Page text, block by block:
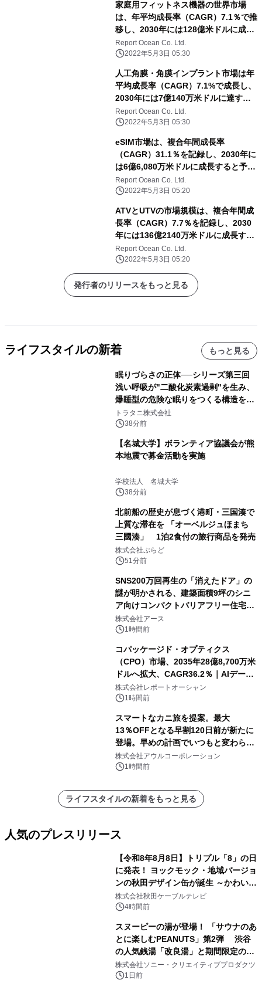
家庭用フィットネス機器の世界市場
は、年平均成長率（CAGR）7.1％で推
移し、2030年には128億米ドルに成長
すると予測
Report Ocean Co. Ltd.
2022年5月3日 05:30
人工角膜・角膜インプラント市場は年
平均成長率（CAGR）7.1%で成長し、
2030年には7億140万米ドルに達する
と予測される
Report Ocean Co. Ltd.
2022年5月3日 05:30
eSIM市場は、複合年間成長率
（CAGR）31.1％を記録し、2030年に
は6億6,080万米ドルに成長すると予測
される
Report Ocean Co. Ltd.
2022年5月3日 05:20
ATVとUTVの市場規模は、複合年間成
長率（CAGR）7.7％を記録し、2030
年には136億2140万米ドルに成長する
と予測される
Report Ocean Co. Ltd.
2022年5月3日 05:20
発行者のリリースをもっと見る
ライフスタイルの新着 もっと見る
眠りづらさの正体──シリーズ第三回
浅い呼吸が"二酸化炭素過剰"を生み、
爆睡型の危険な眠りをつくる構造を解
説
トラタニ株式会社
38分前
【名城大学】ボランティア協議会が熊
本地震で募金活動を実施
学校法人 名城大学
38分前
北前船の歴史が息づく港町・三国湊で
上質な滞在を 「オーベルジュほまち
三國湊」 1泊2食付の旅行商品を発売
株式会社ぷらど
51分前
SNS200万回再生の「消えたドア」の
謎が明かされる、建築面積9坪のシニ
ア向けコンパクトバリアフリー住宅が
誕生
株式会社アース
1時間前
コパッケージド・オプティクス
（CPO）市場、2035年28億8,700万米
ドルへ拡大、CAGR36.2％｜AIデータ
センター・高速光通信需要が成長を加
速
株式会社レポートオーシャン
1時間前
スマートなカニ旅を提案。最大
13％OFFとなる早割120日前が新たに
登場。早めの計画でいつもと変わらぬ
大人の冬旅を。ー夕日ヶ浦温泉「佳松
苑 別邸ふうか」ー
株式会社アウルコーポレーション
1時間前
ライフスタイルの新着をもっと見る
人気のプレスリリース
【令和8年8月8日】トリプル「8」の日
に発表！ ヨックモック・地域バージョ
ンの秋田デザイン缶が誕生 ～かわいい
秋田犬の子犬と秋田の四季と名所を巡
るパッケージ～ 9月1日(火)秋田県内で
株式会社秋田ケーブルテレビ
4時間前
スヌーピーの湯が登場！ 「サウナのあ
とに楽しむPEANUTS」第2弾 渋谷
の人気銭湯「改良湯」と期間限定のコ
ラボレーション サウナイキタイコラ
ボグッズも発売決定！
株式会社ソニー・クリエイティブプロダクツ
1日前